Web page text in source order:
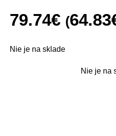
79.74€ (64.83
Nie je na sklade
Nie je na